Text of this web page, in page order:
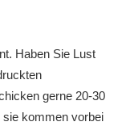
Haben Sie Lust
gerne 20-30
kommen vorbei